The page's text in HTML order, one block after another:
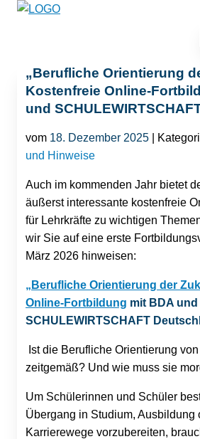
„Berufliche Orientierung
Kostenfreie Online-
und
vom 18. Dezember 2025 |
und Hinweise
Auch im kommenden Jahr bietet
äußerst interessante kostenfreie
für Lehrkräfte zu wichtigen
wir Sie auf eine erste
März 2026 hinweisen:
„Berufliche Orientierung der
Online-Fortbildung mit BDA und
SCHULEWIRTSCHAFT
Ist die Berufliche Orientierung
zeitgemäß? Und wie muss sie
Um Schülerinnen und Schüler
Übergang in Studium, Ausbildung
Karrierewege vorzubereiten,